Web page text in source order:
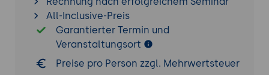
Schaffung einer Kaizen-Kultur
Betonung des Engagements des
Managements und der
Mitarbeiterbeteiligung
Überprüfung von Strategien für die
All-Inclusive-Preis
Garantierter Termin und
Veranstaltungsort
Preise pro Person zzgl. Mehrwertsteuer